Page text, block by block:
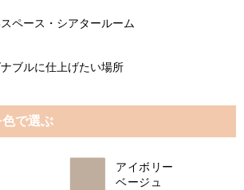
ペース・シアタールーム
ブルに仕上げたい場所
で選ぶ
アイボリー
ベージュ